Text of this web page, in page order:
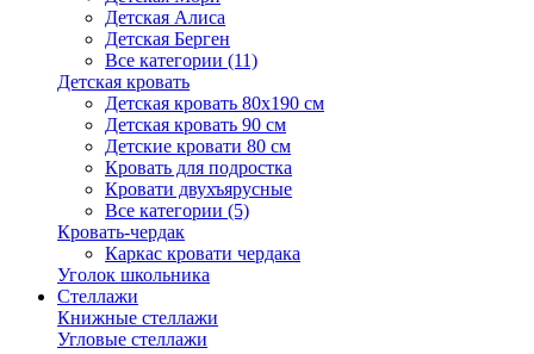
Детская Алиса
Детская Берген
Все категории (11)
Детская кровать
Детская кровать 80х190 см
Детская кровать 90 см
Детские кровати 80 см
Кровать для подростка
Кровати двухъярусные
Все категории (5)
Кровать-чердак
Каркас кровати чердака
Уголок школьника
Стеллажи
Книжные стеллажи
Угловые стеллажи